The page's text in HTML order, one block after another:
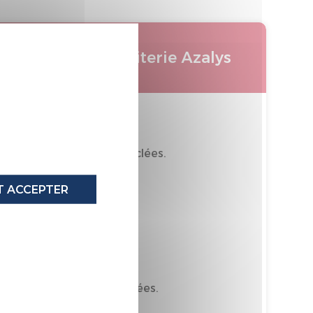
Ensemble literie Azalys
40% de matières recyclées.
Recyclable
5% de matières recyclées.
ACCEPTER